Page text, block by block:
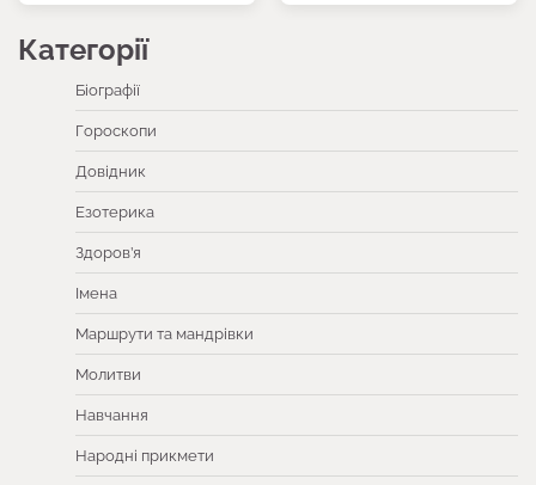
Категорії
Біографії
Гороскопи
Довідник
Езотерика
Здоров’я
Імена
Маршрути та мандрівки
Молитви
Навчання
Народні прикмети